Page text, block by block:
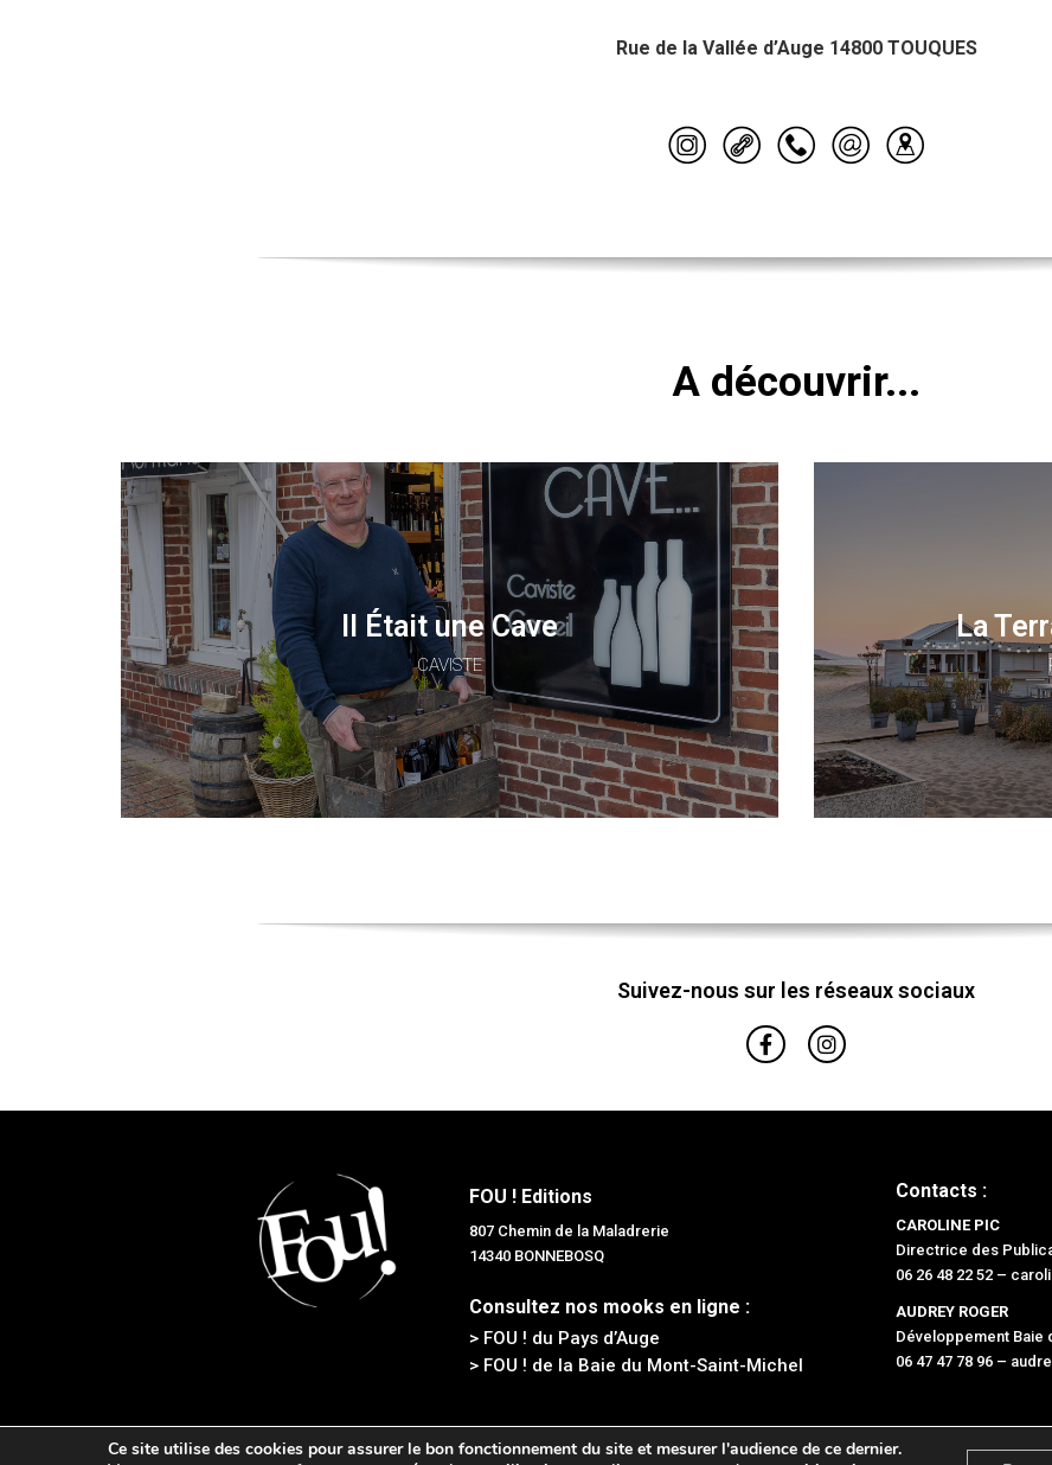
Rue de la Vallée d’Auge 14800 TOUQUES
A découvrir...
Il Était une Cave
CAVISTE
La
Suivez-nous sur les réseaux sociaux
FOU ! Editions
807 Chemin de la Maladrerie
14340 BONNEBOSQ
Consultez nos mooks en ligne :
> FOU ! du Pays d’Auge
> FOU ! de la Baie du Mont-Saint-Michel
Contacts :
CAROLINE PIC
Directrice des
06 26 48 22 52 –
AUDREY ROGER
Développement Baie
06 47 47 78 96 –
Tous droits réservés © FOU ! Éditions 2026 –Mentions légales– Conception :Diapazons
Ce site utilise des cookies pour assurer le bon fonctionnement du site et mesurer l'audience de ce dernier.